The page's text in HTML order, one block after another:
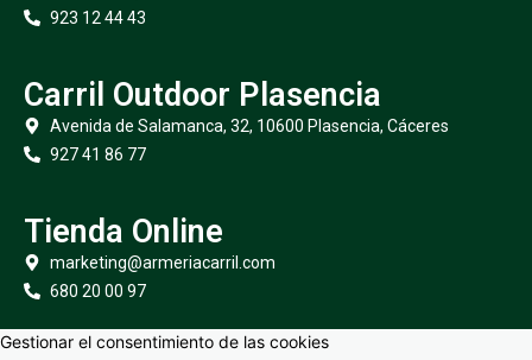
923 12 44 43
Carril Outdoor Plasencia
Avenida de Salamanca, 32, 10600 Plasencia, Cáceres
927 41 86 77
Tienda Online
marketing@armeriacarril.com
680 20 00 97
Gestionar el consentimiento de las cookies